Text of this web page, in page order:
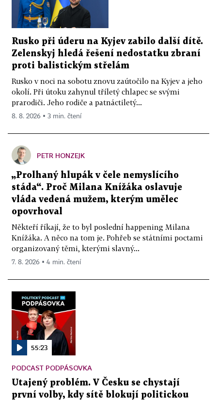
Rusko při úderu na Kyjev zabilo další dítě.
Zelenskyj hledá řešení nedostatku zbraní
proti balistickým střelám
Rusko v noci na sobotu znovu zaútočilo na Kyjev a jeho
okolí. Při útoku zahynul tříletý chlapec se svými
prarodiči. Jeho rodiče a patnáctiletý...
8. 8. 2026 ▪ 3 min. čtení
PETR HONZEJK
„Prolhaný hlupák v čele nemyslícího
stáda“. Proč Milana Knížáka oslavuje
vláda vedená mužem, kterým umělec
opovrhoval
Někteří říkají, že to byl poslední happening Milana
Knížáka. A něco na tom je. Pohřeb se státními poctami
organizovaný těmi, kterými slavný...
7. 8. 2026 ▪ 4 min. čtení
55:23
PODCAST PODPÁSOVKA
Utajený problém. V Česku se chystají
první volby, kdy sítě blokují politickou